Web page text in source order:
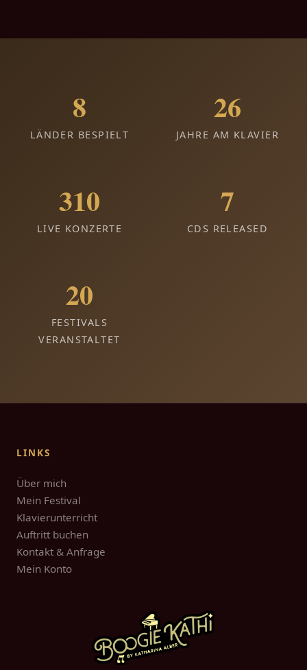
9
LÄNDER BESPIELT
27
JAHRE AM KLAVIER
311
LIVE KONZERTE
8
CDS RELEASED
21
FESTIVALS
VERANSTALTET
LINKS
Über mich
Mein Festival
Klavierunterricht
Auftritt buchen
Kontakt & Anfrage
Mein Konto